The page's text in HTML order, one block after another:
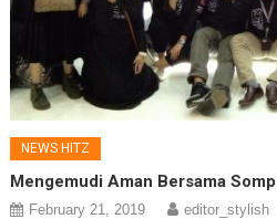
NEWS HITZ
Mengemudi Aman Bersama
February 21, 2019 editor_stylish